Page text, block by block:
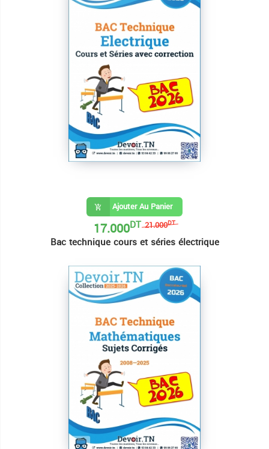
Ajouter Au Panier
21.000DT
17.000DT
Bac technique cours et séries électrique